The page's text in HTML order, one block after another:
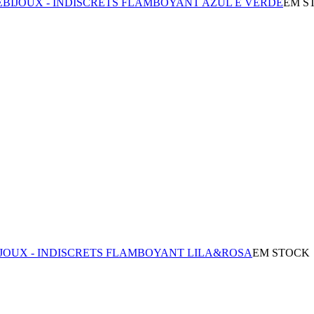
- INDISCRETS FLAMBOYANT LILA&ROSAEM STOCK